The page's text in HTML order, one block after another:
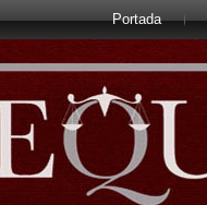
Portada